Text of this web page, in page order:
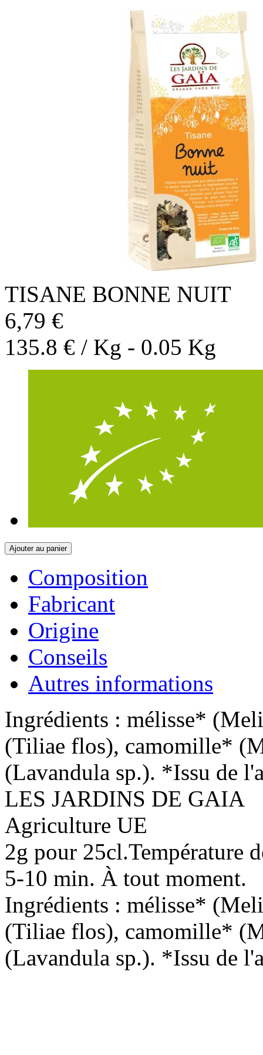
TISANE BONNE NUIT
6,79 €
135.8 € / Kg - 0.05 Kg
Ajouter au panier
Composition
Fabricant
Origine
Conseils
Autres informations
Ingrédients : mélisse*
(Tiliae flos), camomille*
(Lavandula sp.). *Issu de
LES JARDINS DE GAIA
Agriculture UE
2g pour 25cl.Température
5-10 min. À tout moment.
Ingrédients : mélisse*
(Tiliae flos), camomille*
(Lavandula sp.). *Issu de